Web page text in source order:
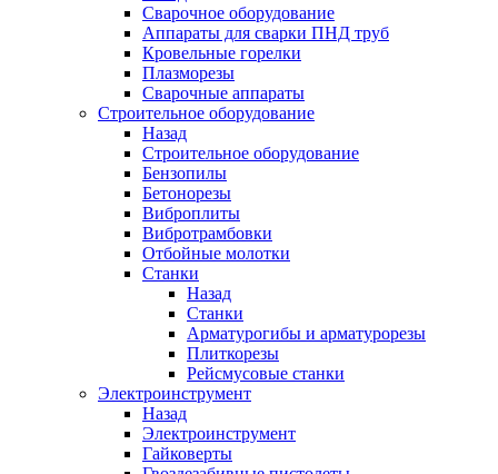
Сварочное оборудование
Аппараты для сварки ПНД труб
Кровельные горелки
Плазморезы
Сварочные аппараты
Строительное оборудование
Назад
Строительное оборудование
Бензопилы
Бетонорезы
Виброплиты
Вибротрамбовки
Отбойные молотки
Станки
Назад
Станки
Арматурогибы и арматурорезы
Плиткорезы
Рейсмусовые станки
Электроинструмент
Назад
Электроинструмент
Гайковерты